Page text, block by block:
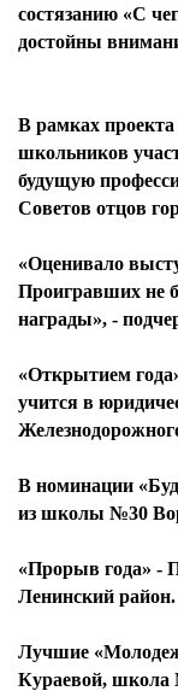
состязанию «С
достойны
В рамках
школьников
будущую
Советов отцов
«Оценивало
Проигравших не
награды», -
«Открытием
учится в
В номинации
из школы №30
«Прорыв года» -
Ленинский район.
Лучшие
Кураевой, школа